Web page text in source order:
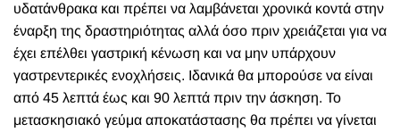
υδατάνθρακα και πρέπει να λαμβάνεται χρονικά κοντά στην
έναρξη της δραστηριότητας αλλά όσο πριν χρειάζεται για να
έχει επέλθει γαστρική κένωση και να μην υπάρχουν
γαστρεντερικές ενοχλήσεις. Ιδανικά θα μπορούσε να είναι
από 45 λεπτά έως και 90 λεπτά πριν την άσκηση. Το
μετασκησιακό γεύμα αποκατάστασης θα πρέπει να γίνεται